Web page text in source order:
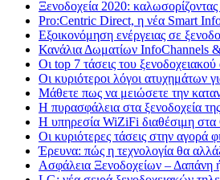
Ξενοδοχεία 2020: καλωσορίζοντας
Pro:Centric Direct, η νέα Smart
Εξοικονόμηση ενέργειας σε
Κανάλια Δωματίων InfoChannels
Οι top 7 τάσεις του
Οι κυριότεροι λόγοι ατυχημάτων
Μάθετε πως να μειώσετε την
Η πυρασφάλεια στα ξενοδοχεία
Η υπηρεσία WiZiFi διαθέσιμη
Οι κυριότερες τάσεις στην αγορά
Έρευνα: πώς η τεχνολογία θα
Ασφάλεια Ξενοδοχείων – Δαπάνη